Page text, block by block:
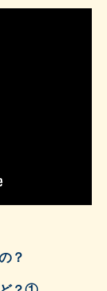
？